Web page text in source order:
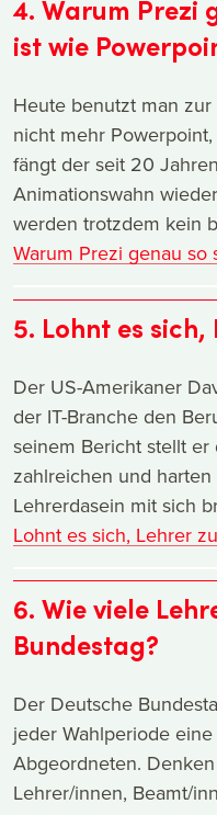
4. Warum Prezi
ist wie
Heute benutzt man
nicht mehr
fängt der seit 20
Animationswahn
werden trotzdem kein
Warum Prezi genau
5. Lohnt es
Der US-Amerikaner
der IT-Branche den
seinem Bericht stellt
zahlreichen und
Lehrerdasein mit sich
Lohnt es sich, Lehrer
6. Wie viele
Bundestag?
Der Deutsche
jeder Wahlperiode
Abgeordneten.
Lehrer/innen, Beamt/